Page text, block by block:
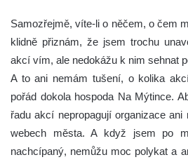
Samozřejmě, víte-li o něčem, o čem
klidně přiznám, že jsem trochu
akcí vím, ale nedokážu k nim sehnat
A to ani nemám tušení, o kolika
pořád dokola hospoda Na Mýtince.
řadu akcí nepropagují organizace
webech města. A když jsem po
nachcípaný, nemůžu moc polykat a